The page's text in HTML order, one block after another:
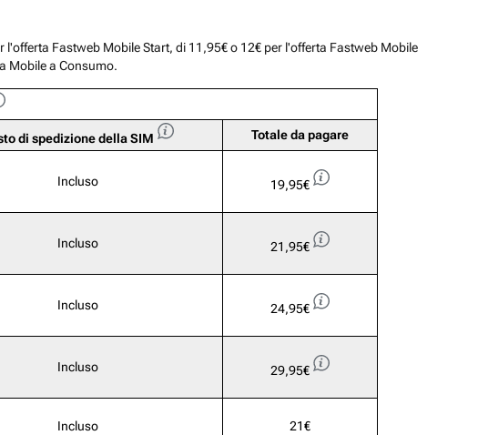
Fastweb Mobile Start, di 11,95€ o 12€ per l'offerta Fastweb Mobile
Mobile a Consumo.
di spedizione della SIM Totale da pagare
Incluso 19,95€
Incluso 21,95€
Incluso 24,95€
Incluso 29,95€
Incluso 21€